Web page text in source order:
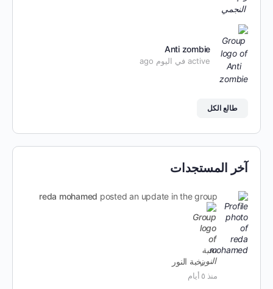
Anti zombie
active في اليوم ago
طالع الكل
آخر المستجدات
reda mohamed posted an update in the group
نخبة النور
منذ ٥ أيام